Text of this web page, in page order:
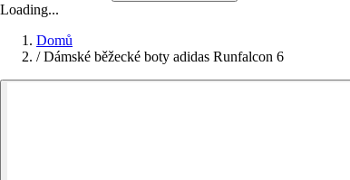
Loading...
Domů
/ Dámské běžecké boty adidas Runfalcon 6